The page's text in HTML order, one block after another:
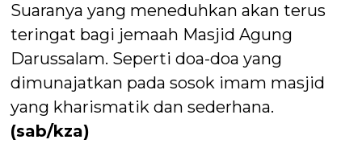
Suaranya yang meneduhkan akan terus
teringat bagi jemaah Masjid Agung
Darussalam. Seperti doa-doa yang
dimunajatkan pada sosok imam masjid
yang kharismatik dan sederhana.
(sab/kza)